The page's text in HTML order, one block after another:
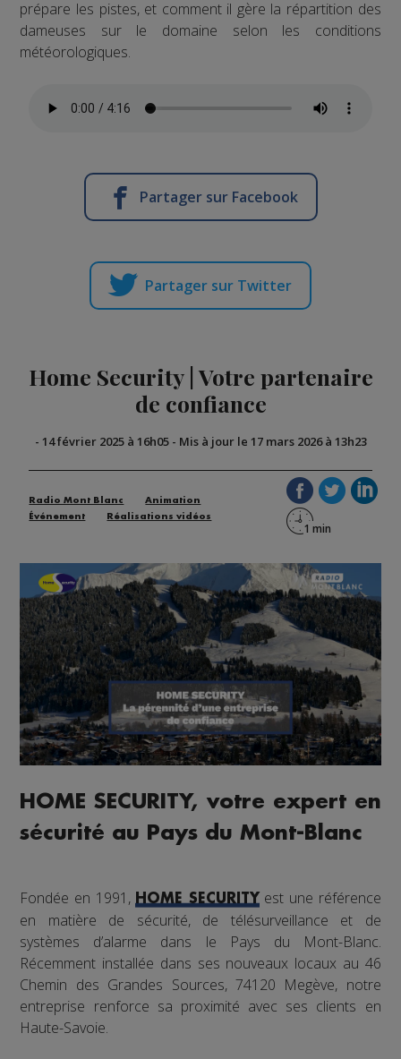
prépare les pistes, et comment il gère la répartition des
dameuses sur le domaine selon les conditions
météorologiques.
Partager sur Facebook
Partager sur Twitter
Home Security | Votre partenaire
de confiance
- 14 février 2025 à 16h05- Mis à jour le 17 mars 2026 à 13h23
Radio Mont Blanc
Animation
Événement
Réalisations vidéos
HOME SECURITY, votre expert en
sécurité au Pays du Mont-Blanc
Fondée en 1991, HOME SECURITYest une référence
en matière de sécurité, de télésurveillance et de
systèmes d’alarme dans le Pays du Mont-Blanc.
Récemment installée dans ses nouveaux locaux au 46
Chemin des Grandes Sources, 74120 Megève, notre
entreprise renforce sa proximité avec ses clients en
Haute-Savoie.